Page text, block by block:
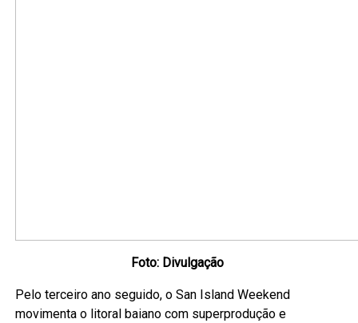
Foto: Divulgação
Pelo terceiro ano seguido, o San Island Weekend
movimenta o litoral baiano com superprodução e